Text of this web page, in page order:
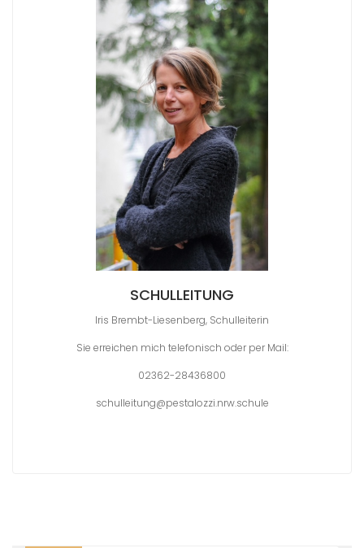
SCHULLEITUNG
Iris Brembt-Liesenberg, Schulleiterin
Sie erreichen mich telefonisch oder per Mail:
02362-28436800
schulleitung@pestalozzi.nrw.schule